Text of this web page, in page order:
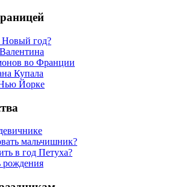
Новый год?
во Франции
Купала
Йорке
мальчишник?
в год Петуха?
рождения